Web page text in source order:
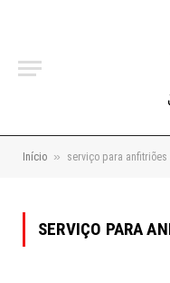
Início » serviço para anfitriões
SERVIÇO PARA